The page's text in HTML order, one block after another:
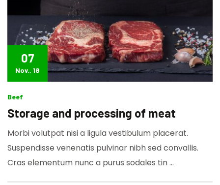
07
Nov., 18
Beef
Storage and processing of meat
Morbi volutpat nisi a ligula vestibulum placerat.
Suspendisse venenatis pulvinar nibh sed convallis.
Cras elementum nunc a purus sodales tin …